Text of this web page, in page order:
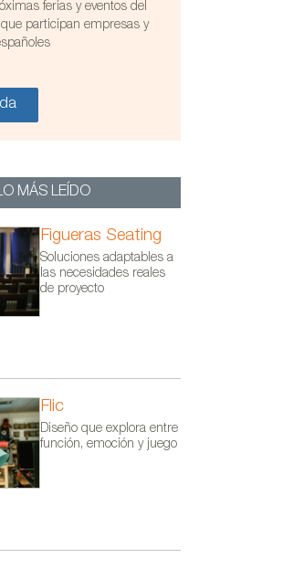
ferias y eventos del
participan empresas y
MÁS LEÍDO
Figueras Seating
Soluciones adaptables a
las necesidades reales
de proyecto
Flic
Diseño que explora entre
función, emoción y juego